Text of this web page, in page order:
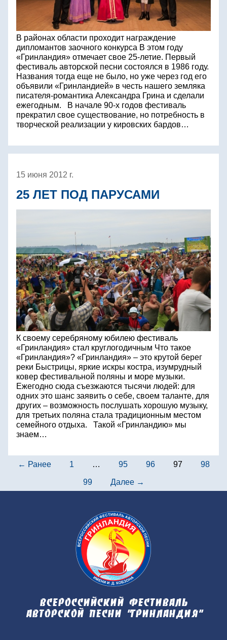
В районах области проходит награждение
дипломантов заочного конкурса В этом году
«Гринландия» отмечает свое 25-летие. Первый
фестиваль авторской песни состоялся в 1986 году.
Названия тогда еще не было, но уже через год его
объявили «Гринландией» в честь нашего земляка
писателя-романтика Александра Грина и сделали
ежегодным. В начале 90‑х годов фестиваль
прекратил свое существование, но потребность в
творческой реализации у кировских бардов…
15 июня 2012 г.
25 ЛЕТ ПОД ПАРУСАМИ
К своему серебряному юбилею фестиваль
«Гринландия» стал круглогодичным Что такое
«Гринландия»? «Гринландия» – это крутой берег
реки Быстрицы, яркие искры костра, изумрудный
ковер фестивальной поляны и море музыки.
Ежегодно сюда съезжаются тысячи людей: для
одних это шанс заявить о себе, своем таланте, для
других – возможность послушать хорошую музыку,
для третьих поляна стала традиционным местом
семейного отдыха. Такой «Гринландию» мы
знаем…
← Ранее 1 … 95 96 97 98
99 Далее →
Всероссийский фестиваль
авторской песни "Гринландия"